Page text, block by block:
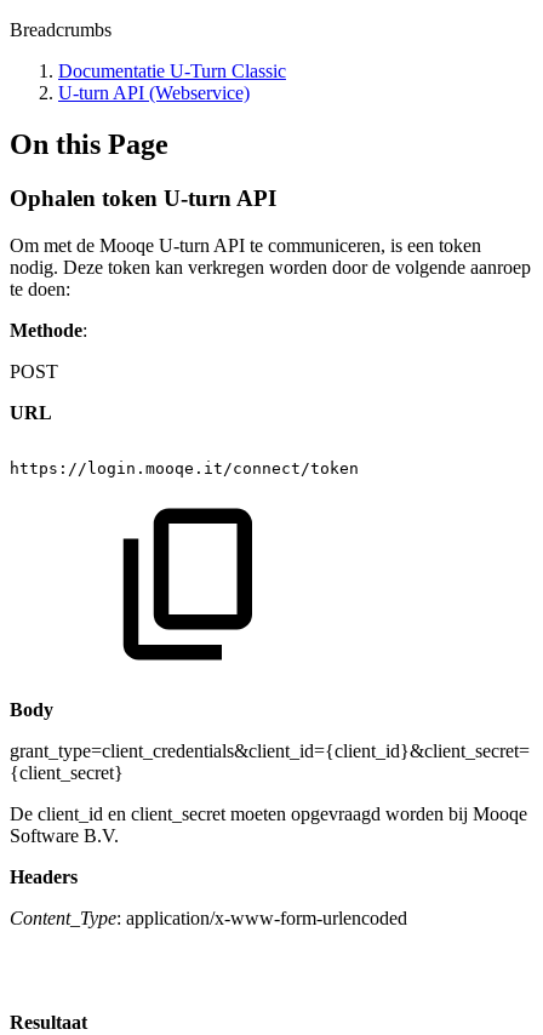
Breadcrumbs
Documentatie U-Turn Classic
U-turn API (Webservice)
On this Page
Ophalen token U-turn API
Om met de Mooqe U-turn API te communiceren, is een token
nodig. Deze token kan verkregen worden door de volgende aanroep
te doen:
Methode:
POST
URL
https://login.mooqe.it/connect/token
Body
grant_type=client_credentials&client_id={client_id}&client_secret=
{client_secret}
De client_id en client_secret moeten opgevraagd worden bij Mooqe
Software B.V.
Headers
Content_Type: application/x-www-form-urlencoded
Resultaat